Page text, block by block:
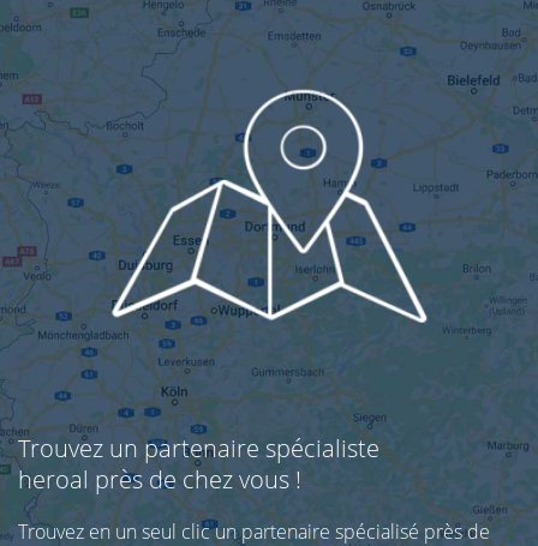
Trouvez un partenaire spécialiste
heroal près de chez vous !
Trouvez en un seul clic un partenaire spécialisé près de